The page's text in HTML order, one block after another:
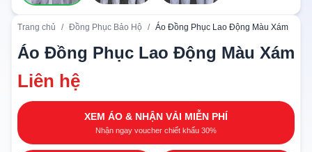
Trang chủ / Đồng Phục Bảo Hộ / Áo Đồng Phục Lao Động Màu Xám
Áo Đồng Phục Lao Động Màu Xám
Liên hệ
XEM ÁO & NHẬN VẢI MIỄN PHÍ
Nhận ngay voucher chiết khấu 30%